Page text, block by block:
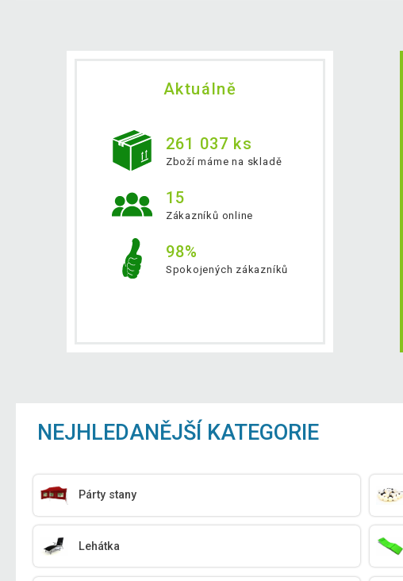
Aktuálně
261 037 ks
Zboží máme na skladě
15
Zákazníků online
98%
Spokojených zákazníků
NEJHLEDANĚJŠÍ KATEGORIE
Párty stany
Lehátka